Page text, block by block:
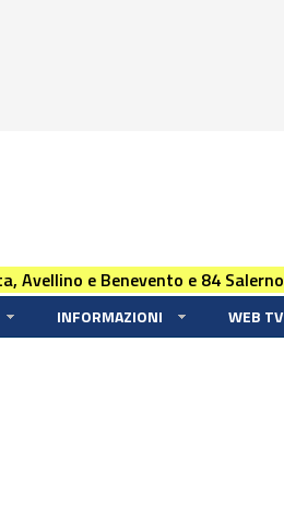
Avellino e Benevento e 84 Salerno
INFORMAZIONI WEB TV